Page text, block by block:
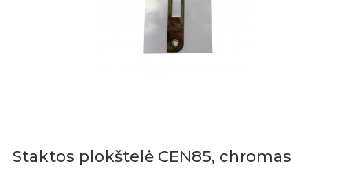
Staktos plokštelė CEN85, chromas